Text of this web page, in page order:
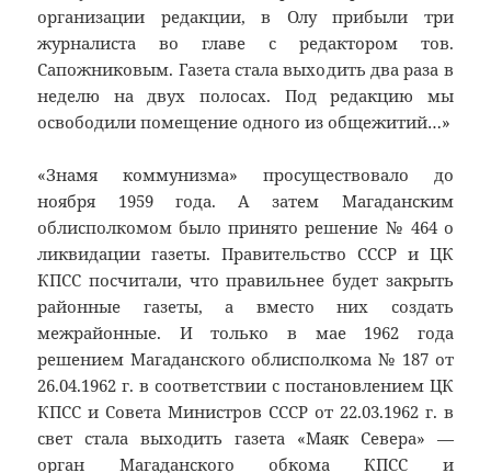
организации редакции, в Олу прибыли три
журналиста во главе с редактором тов.
Сапожниковым. Газета стала выходить два раза в
неделю на двух полосах. Под редакцию мы
освободили помещение одного из общежитий…»
«Знамя коммунизма» просуществовало до
ноября 1959 года. А затем Магаданским
облисполкомом было принято решение № 464 о
ликвидации газеты. Правительство СССР и ЦК
КПСС посчитали, что правильнее будет закрыть
районные газеты, а вместо них создать
межрайонные. И только в мае 1962 года
решением Магаданского облисполкома № 187 от
26.04.1962 г. в соответствии с постановлением ЦК
КПСС и Совета Министров СССР от 22.03.1962 г. в
свет стала выходить газета «Маяк Севера» —
орган Магаданского обкома КПСС и